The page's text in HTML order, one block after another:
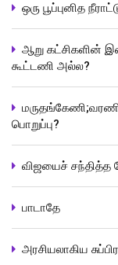
ஒரு பூப்புனித
ஆறு கட்சிகளின்
கூட்டணி அல்ல?
பொறுப்பு?
விஜயைச் சந்தித்த
பாடாதே
அரசியலாகிய